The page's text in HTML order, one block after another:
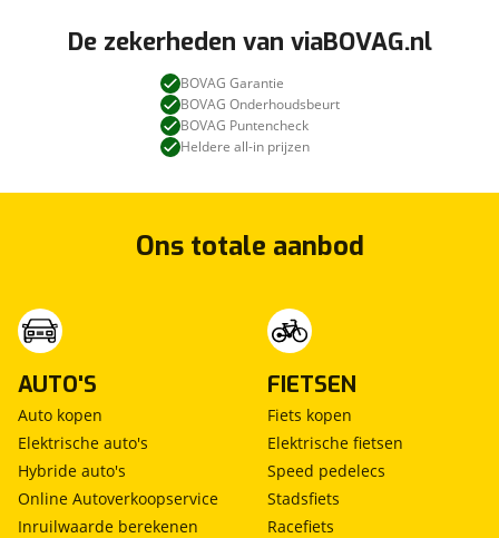
De zekerheden van viaBOVAG.nl
BOVAG Garantie
BOVAG Onderhoudsbeurt
BOVAG Puntencheck
Heldere all-in prijzen
Ons totale aanbod
AUTO'S
Auto kopen
Elektrische auto's
Hybride auto's
Online Autoverkoopservice
Inruilwaarde berekenen
FIETSEN
Fiets kopen
Elektrische fietsen
Speed pedelecs
Stadsfiets
Racefiets